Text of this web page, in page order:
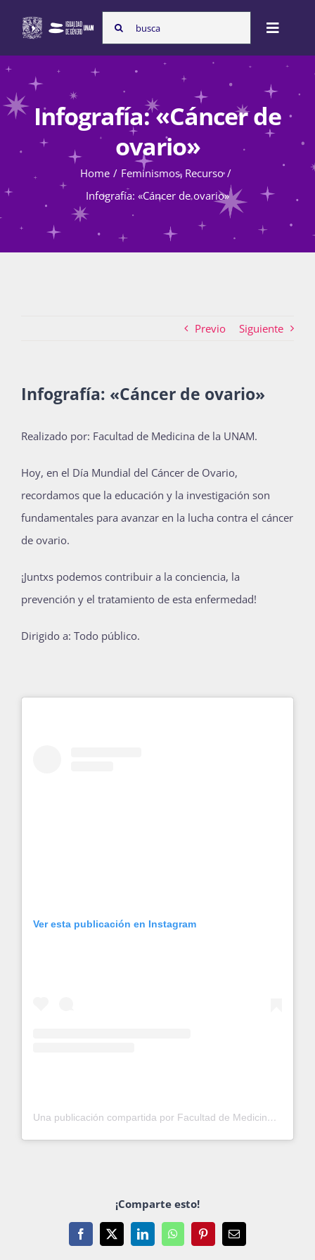
content
Search
for:
Toggle
Nosotras
Programas
Atención de la violencia de género
Blog
Súmate
Infografía: «Cáncer de
ovario»
Home Feminismos Recurso
Infografía: «Cáncer de ovario»
Previo Siguiente
Infografía: «Cáncer de ovario»
Realizado por: Facultad de Medicina de la UNAM.
Hoy, en el Día Mundial del Cáncer de Ovario,
recordamos que la educación y la investigación son
fundamentales para avanzar en la lucha contra el cáncer
de ovario.
¡Juntxs podemos contribuir a la conciencia, la
prevención y el tratamiento de esta enfermedad!
Dirigido a: Todo público.
Ver esta publicación en Instagram
Una publicación compartida por Facultad de Medicina UNAM (@fac.medicinaunam)
¡Comparte esto!
Facebook
X LinkedInWhatsAppPinterestEmail